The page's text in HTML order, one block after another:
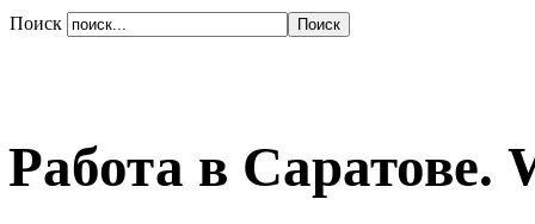
Поиск
Работа в Саратове.